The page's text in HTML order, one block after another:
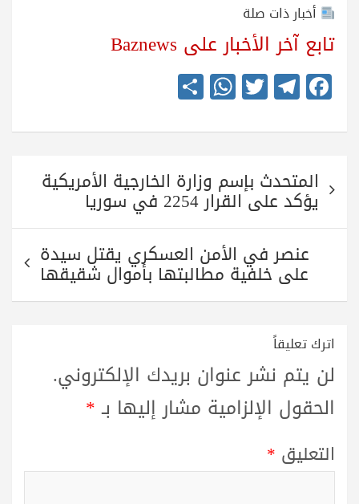
أخبار ذات صلة
تابع آخر الأخبار على Baznews
Fa
ce
bo
ok
Te
le
gr
a
m
T
wi
tte
W
ha
ts
A
pp
re
تصفّح
المقالات
المتحدث بإسم وزارة الخارجية الأمريكية
يؤكد على القرار 2254 في سوريا
عنصر في الأمن العسكري يقتل سيدة
على خلفية مطالبتها بأموال شقيقها
اترك تعليقاً
لن يتم نشر عنوان بريدك الإلكتروني.
الحقول الإلزامية مشار إليها بـ*
التعليق *